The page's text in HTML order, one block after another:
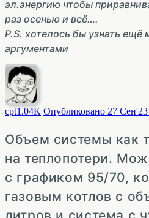
эл.энергию чтобы
раз осенью и всё….
P.S. хотелось бы узнать ещё
аргументами
cpt1.04K Опубликовано 27 Сен'23
Объем системы как
на теплопотери.
с графиком 95/70,
газовым котлов с